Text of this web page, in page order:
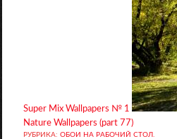
Super Mix Wallpapers № 1
Nature Wallpapers (part 77)
РУБРИКА: ОБОИ НА РАБОЧИЙ СТОЛ.